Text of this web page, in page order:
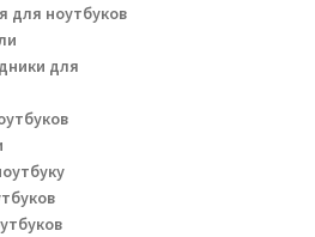
для ноутбуков
для